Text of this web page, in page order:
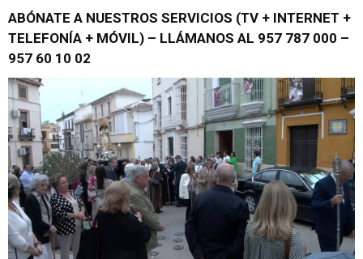
ABÓNATE A NUESTROS SERVICIOS (TV + INTERNET +
TELEFONÍA + MÓVIL) – LLÁMANOS AL 957 787 000 –
957 60 10 02